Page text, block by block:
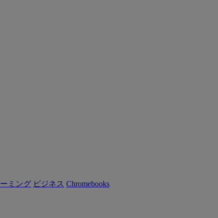
ミング ビジネス Chromebooks